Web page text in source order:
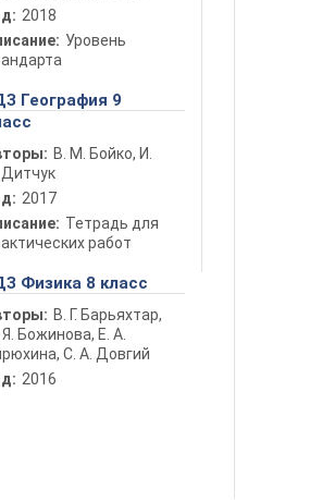
2018
Уровень
География 9
В. М. Бойко, И.
2017
Тетрадь для
работ
Физика 8 класс
В. Г. Барьяхтар,
Божинова, Е. А.
С. А. Довгий
2016